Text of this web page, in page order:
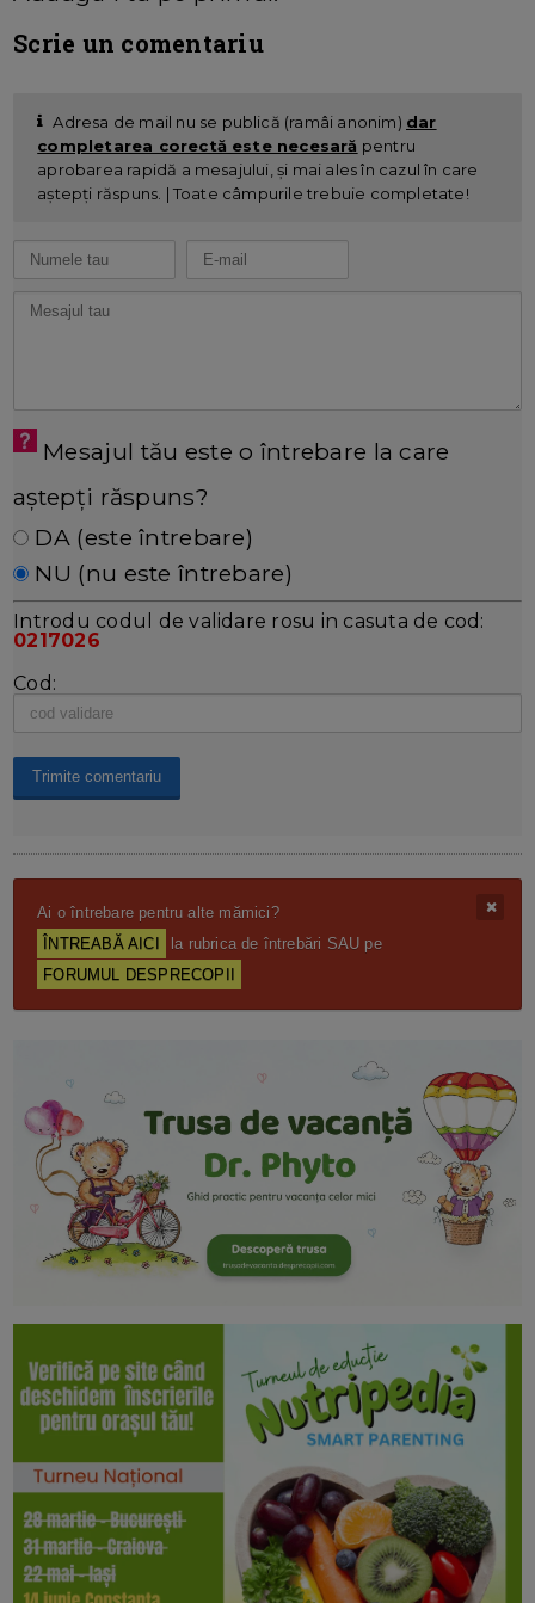
Scrie un comentariu
Adresa de mail nu se publică (ramâi anonim) dar
completarea corectă este necesară pentru
aprobarea rapidă a mesajului, și mai ales în cazul în care
aștepți răspuns. | Toate câmpurile trebuie completate!
Mesajul tău este o întrebare la care
aștepți răspuns?
DA (este întrebare)
NU (nu este întrebare)
Introdu codul de validare rosu in casuta de cod:
0217026
Cod:
Ai o întrebare pentru alte mămici?
ÎNTREABĂ AICI
la rubrica de întrebări SAU pe
FORUMUL DESPRECOPII